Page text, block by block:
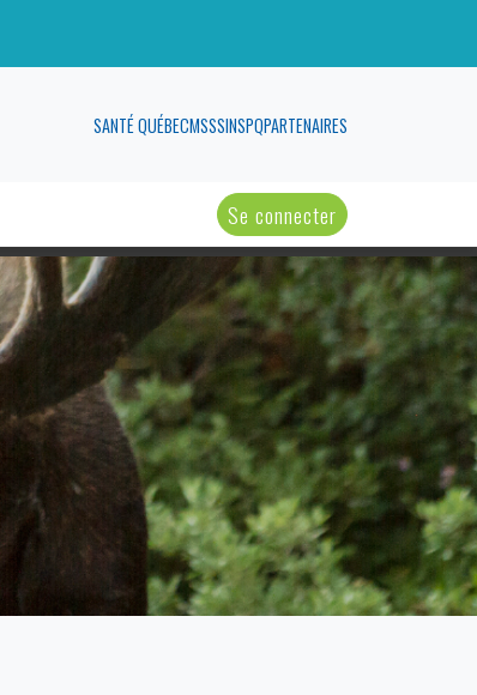
SANTÉ QUÉBECMSSSINSPQPARTENAIRES
Se connecter